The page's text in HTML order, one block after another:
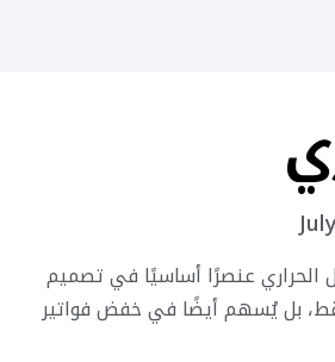
الحراري عنصرًا أساسيًا في تصميم
فقط، بل يُسهم أيضًا في خفض فواتير